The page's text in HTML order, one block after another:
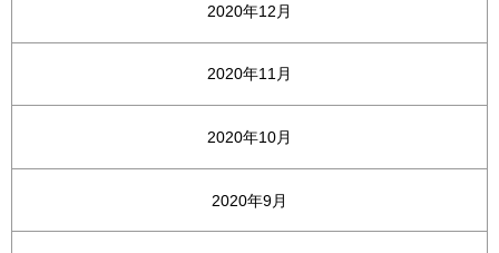
2020年12月
2020年11月
2020年10月
2020年9月